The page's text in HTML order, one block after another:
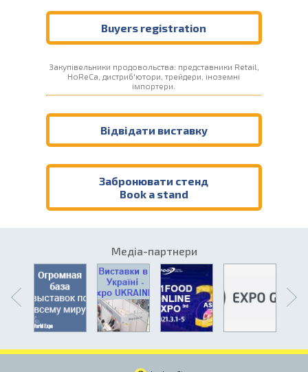
Buyers registration
Закупівельники продовольства: представники Retail,
HoReCa, дистриб'ютори, трейдери, іноземні
імпортери.
Відвідати виставку
Забронювати стенд
Book a stand
Медіа-партнери